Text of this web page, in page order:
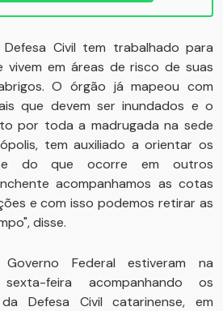
Civil tem trabalhado para
vivem em áreas de risco de suas
O órgão já mapeou com
que devem ser inundados e o
por toda a madrugada na sede
tem auxiliado a orientar os
do que ocorre em outros
acompanhamos as cotas
e com isso podemos retirar as
disse.
Federal estiveram na
feira acompanhando os
Defesa Civil catarinense, em